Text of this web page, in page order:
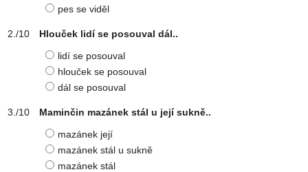
pes se viděl
Hlouček lidí se posouval dál..
lidí se posouval
hlouček se posouval
dál se posouval
Maminčin mazánek stál u její sukně..
mazánek její
mazánek stál u sukně
mazánek stál